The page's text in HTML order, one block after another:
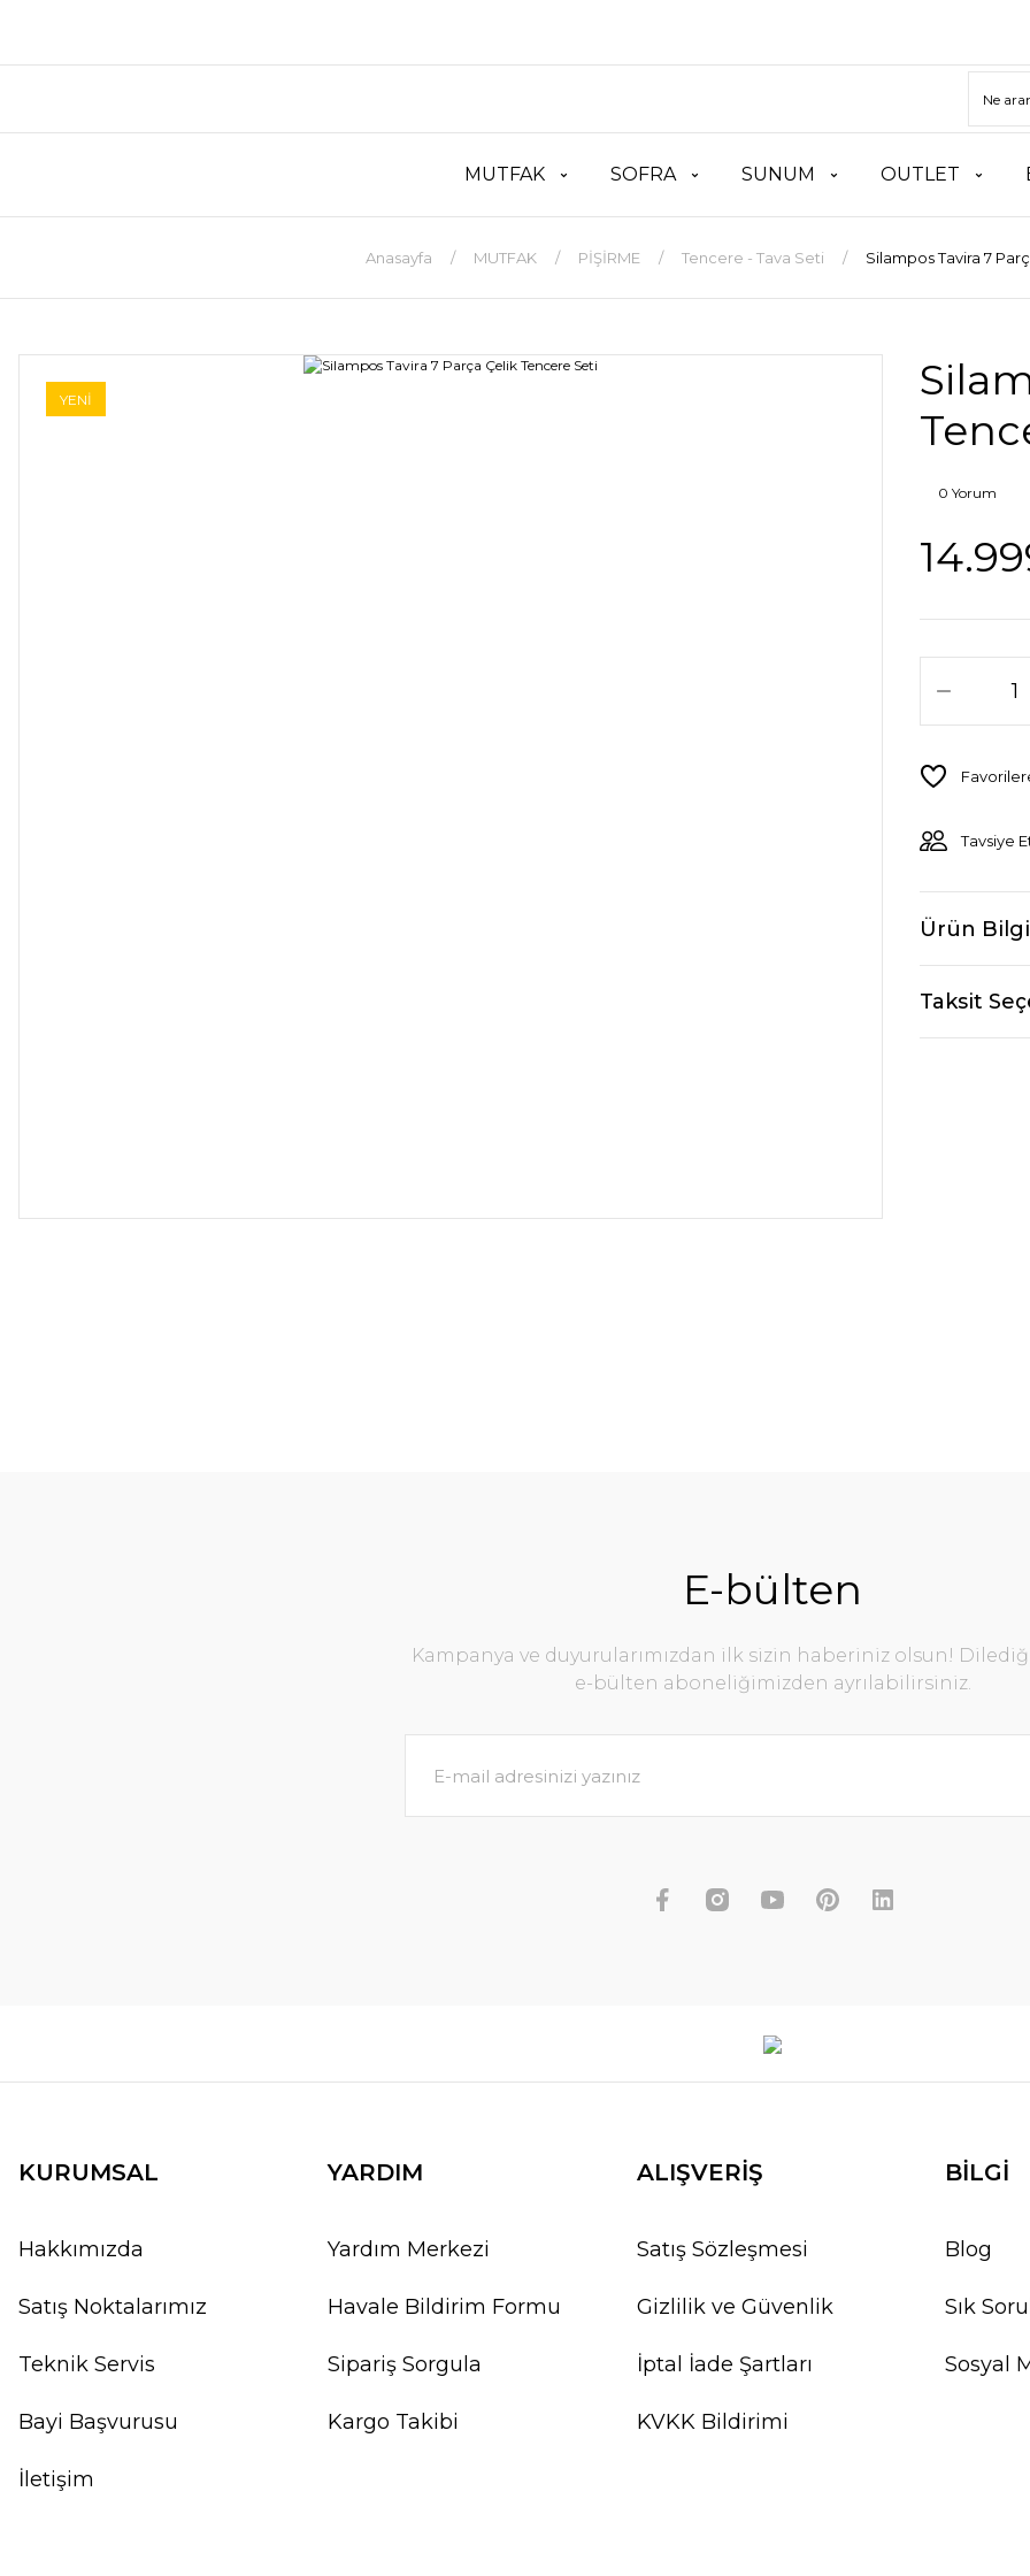
MUTFAK SOFRA SUNUM OUTLET
Anasayfa MUTFAK PİŞİRME Tencere - Tava Seti Silampos Tavira 7
YENİ
0 Yorum
Tavsiye
Ürün
Taksit
E-bülten
Kampanya ve duyurularımızdan ilk sizin haberiniz olsun!
e-bülten aboneliğimizden ayrılabilirsiniz.
KURUMSAL
Hakkımızda
Satış Noktalarımız
Teknik Servis
Bayi Başvurusu
İletişim
YARDIM
Yardım Merkezi
Havale Bildirim Formu
Sipariş Sorgula
Kargo Takibi
ALIŞVERİŞ
Satış Sözleşmesi
Gizlilik ve Güvenlik
İptal İade Şartları
KVKK Bildirimi
BİLGİ
Blog
Sık
Sosyal